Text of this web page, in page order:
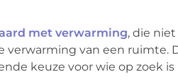
met verwarming, die
verwarming van een ruimte.
keuze voor wie op zoek is